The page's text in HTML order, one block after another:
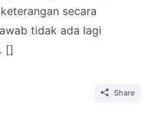
secara
tidak ada lagi
[]
Share